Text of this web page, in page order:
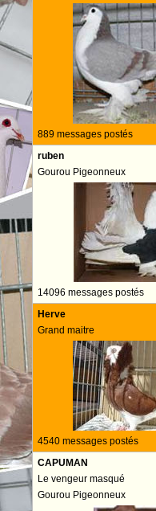
889 messages postés
ruben
Gourou Pigeonneux
14096 messages postés
Herve
Grand maitre
4540 messages postés
CAPUMAN
Le vengeur masqué
Gourou Pigeonneux